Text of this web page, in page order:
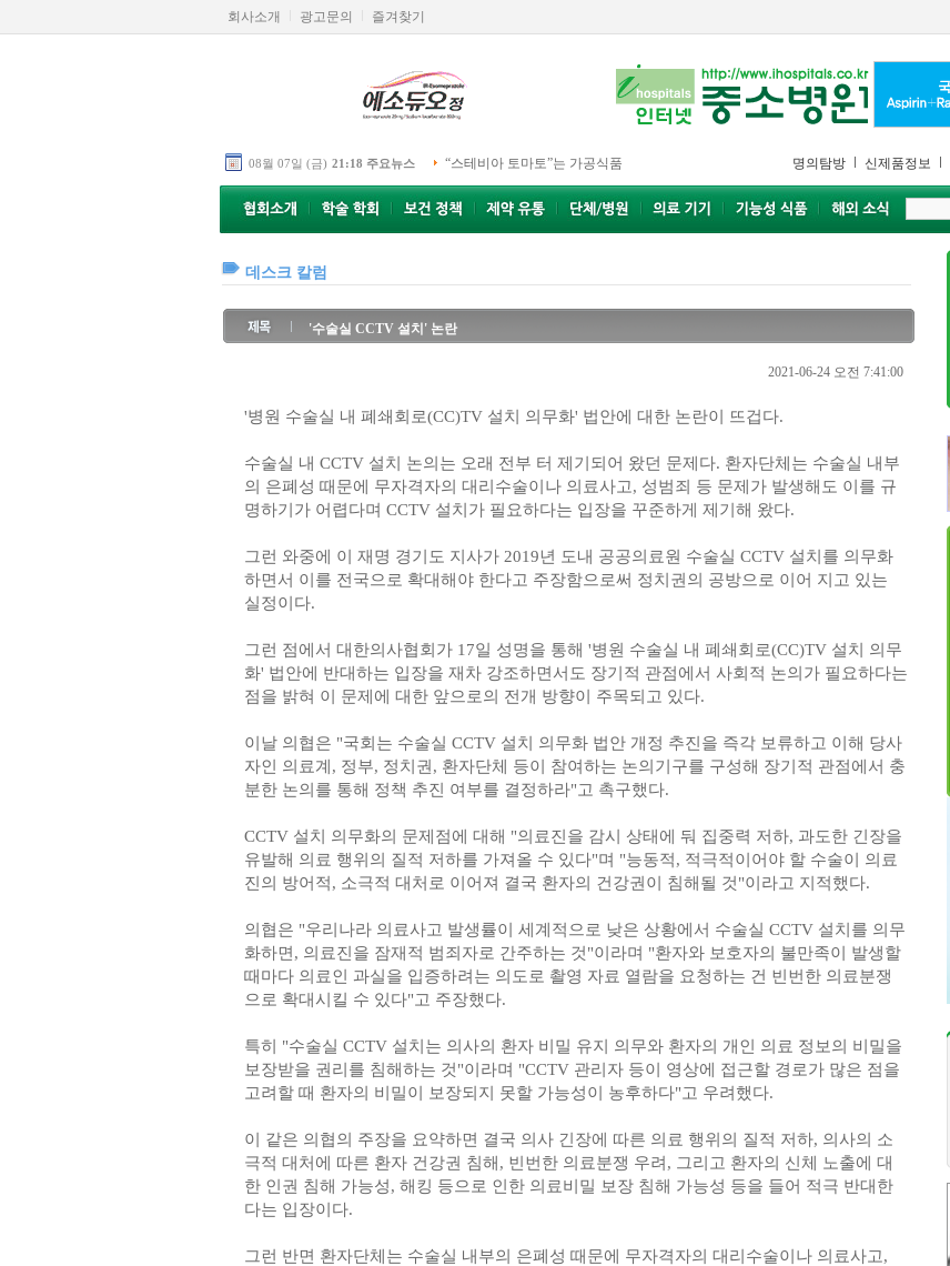
회사소개 광고문의 즐겨찾기
08월 07일 (금) 21:18 주요뉴스 “스테비아 토마토”는 가공식품 명의탐방 신제품정보
데스크 칼럼
'수술실 CCTV 설치' 논란
2021-06-24 오전 7:41:00
'병원 수술실 내 폐쇄회로(CC)TV 설치 의무화' 법안에 대한 논란이 뜨겁다.
수술실 내 CCTV 설치 논의는 오래 전부 터 제기되어 왔던 문제다. 환자단체는 수술실 내부
의 은폐성 때문에 무자격자의 대리수술이나 의료사고, 성범죄 등 문제가 발생해도 이를 규
명하기가 어렵다며 CCTV 설치가 필요하다는 입장을 꾸준하게 제기해 왔다.
그런 와중에 이 재명 경기도 지사가 2019년 도내 공공의료원 수술실 CCTV 설치를 의무화
하면서 이를 전국으로 확대해야 한다고 주장함으로써 정치권의 공방으로 이어 지고 있는
실정이다.
그런 점에서 대한의사협회가 17일 성명을 통해 '병원 수술실 내 폐쇄회로(CC)TV 설치 의무
화' 법안에 반대하는 입장을 재차 강조하면서도 장기적 관점에서 사회적 논의가 필요하다는
점을 밝혀 이 문제에 대한 앞으로의 전개 방향이 주목되고 있다.
이날 의협은 "국회는 수술실 CCTV 설치 의무화 법안 개정 추진을 즉각 보류하고 이해 당사
자인 의료계, 정부, 정치권, 환자단체 등이 참여하는 논의기구를 구성해 장기적 관점에서 충
분한 논의를 통해 정책 추진 여부를 결정하라"고 촉구했다.
CCTV 설치 의무화의 문제점에 대해 "의료진을 감시 상태에 둬 집중력 저하, 과도한 긴장을
유발해 의료 행위의 질적 저하를 가져올 수 있다"며 "능동적, 적극적이어야 할 수술이 의료
진의 방어적, 소극적 대처로 이어져 결국 환자의 건강권이 침해될 것"이라고 지적했다.
의협은 "우리나라 의료사고 발생률이 세계적으로 낮은 상황에서 수술실 CCTV 설치를 의무
화하면, 의료진을 잠재적 범죄자로 간주하는 것"이라며 "환자와 보호자의 불만족이 발생할
때마다 의료인 과실을 입증하려는 의도로 촬영 자료 열람을 요청하는 건 빈번한 의료분쟁
으로 확대시킬 수 있다"고 주장했다.
특히 "수술실 CCTV 설치는 의사의 환자 비밀 유지 의무와 환자의 개인 의료 정보의 비밀을
보장받을 권리를 침해하는 것"이라며 "CCTV 관리자 등이 영상에 접근할 경로가 많은 점을
고려할 때 환자의 비밀이 보장되지 못할 가능성이 농후하다"고 우려했다.
이 같은 의협의 주장을 요약하면 결국 의사 긴장에 따른 의료 행위의 질적 저하, 의사의 소
극적 대처에 따른 환자 건강권 침해, 빈번한 의료분쟁 우려, 그리고 환자의 신체 노출에 대
한 인권 침해 가능성, 해킹 등으로 인한 의료비밀 보장 침해 가능성 등을 들어 적극 반대한
다는 입장이다.
그런 반면 환자단체는 수술실 내부의 은폐성 때문에 무자격자의 대리수술이나 의료사고,